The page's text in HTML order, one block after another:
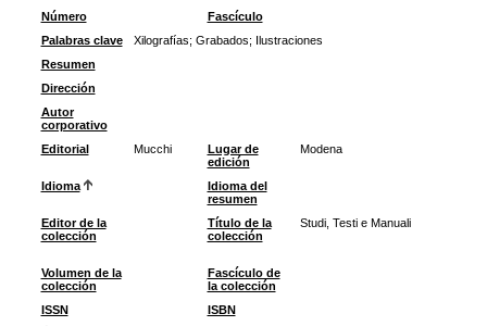
Número
Fascículo
Palabras clave
Xilografías; Grabados; Ilustraciones
Resumen
Dirección
Autor
corporativo
Editorial
Mucchi
Lugar de
edición
Modena
Idioma
Idioma del
resumen
Editor de la
colección
Título de la
colección
Studi, Testi e Manuali
Volumen de la
colección
Fascículo de
la colección
ISSN
ISBN